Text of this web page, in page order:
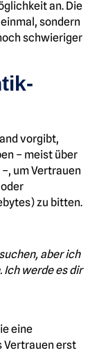
an. Die
sondern
schwieriger
vorgibt,
– meist über
um Vertrauen
zu bitten.
aber ich
Ich werde es dir
eine
Vertrauen erst